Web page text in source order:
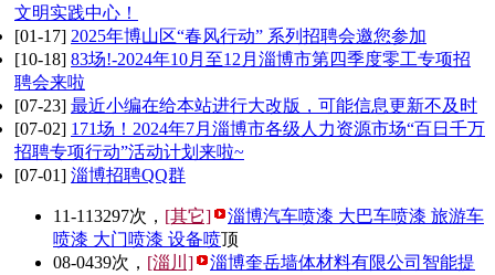
文明实践中心！
[01-17] 2025年博山区“春风行动” 系列招聘会邀您参加
[10-18] 83场!-2024年10月至12月淄博市第四季度零工专项招
聘会来啦
[07-23] 最近小编在给本站进行大改版，可能信息更新不及时
[07-02] 171场！2024年7月淄博市各级人力资源市场“百日千万
招聘专项行动”活动计划来啦~
[07-01] 淄博招聘QQ群
11-113297次， [其它]
淄博汽车喷漆 大巴车喷漆 旅游车
喷漆 大门喷漆 设备喷顶
08-0439次， [淄川]
淄博奎岳墙体材料有限公司智能提